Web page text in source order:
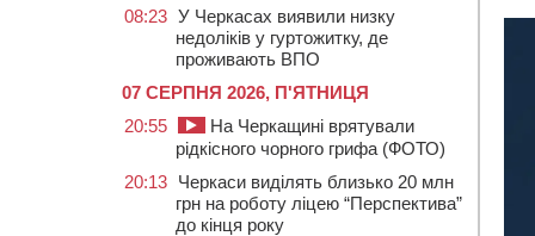
08:23 У Черкасах виявили низку
недоліків у гуртожитку, де
проживають ВПО
07 СЕРПНЯ 2026, П'ЯТНИЦЯ
20:55
На Черкащині врятували
рідкісного чорного грифа (ФОТО)
20:13 Черкаси виділять близько 20 млн
грн на роботу ліцею “Перспектива”
до кінця року